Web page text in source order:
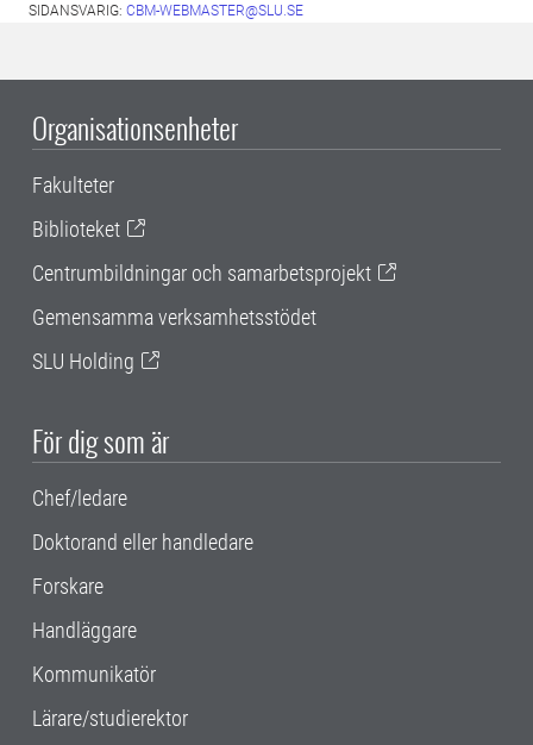
SIDANSVARIG: CBM-WEBMASTER@SLU.SE
Organisationsenheter
Fakulteter
Biblioteket
Centrumbildningar och samarbetsprojekt
Gemensamma verksamhetsstödet
SLU Holding
För dig som är
Chef/ledare
Doktorand eller handledare
Forskare
Handläggare
Kommunikatör
Lärare/studierektor